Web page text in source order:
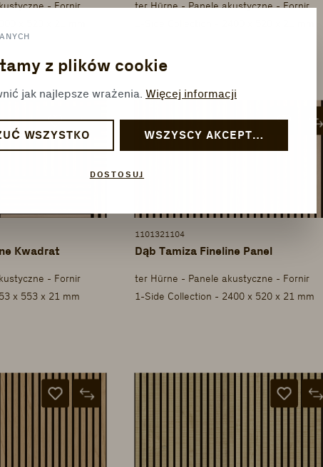
- Fornir
x 520 x 21 mm
ter Hürne - Panele akustyczne - Fornir
Kwadrat
- Fornir
x 553 x 21 mm
1101321104
Dąb Tamiza Fineline Panel
ter Hürne - Panele akustyczne - Fornir
1-Side Collection - 2400 x 520 x 21 mm
z plików cookie
jak najlepsze wrażenia. Więcej informacji
WSZYSTKO WSZYSCY AKCEPTUJĄ
DOSTOSUJ